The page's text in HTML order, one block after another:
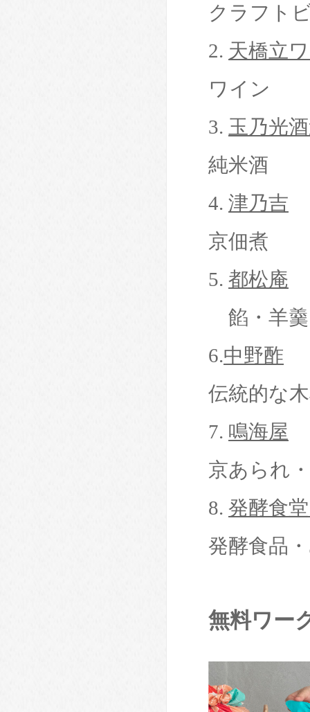
クラフト
2. 天橋立
ワイン
3. 玉乃光
純米酒
4. 津乃吉
京佃煮
5. 都松庵
餡・羊羹
6.中野酢
伝統的な
7. 鳴海屋
京あられ
8. 発酵食
発酵食品
無料ワー